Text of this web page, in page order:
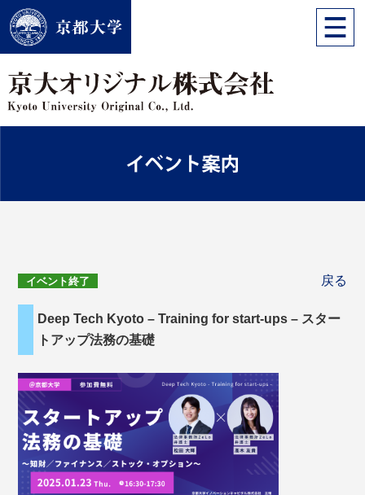
イベント終了 戻る
Deep Tech Kyoto – Training for start-ups – スター
トアップ法務の基礎